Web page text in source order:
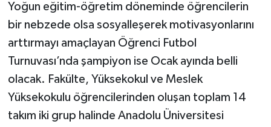
Yoğun eğitim-öğretim döneminde öğrencilerin
bir nebzede olsa sosyalleşerek motivasyonlarını
arttırmayı amaçlayan Öğrenci Futbol
Turnuvası’nda şampiyon ise Ocak ayında belli
olacak. Fakülte, Yüksekokul ve Meslek
Yüksekokulu öğrencilerinden oluşan toplam 14
takım iki grup halinde Anadolu Üniversitesi